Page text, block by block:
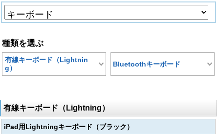
種類を選ぶ
有線キーボード（Lightnin
g）
Bluetoothキーボード
有線キーボード（Lightning）
iPad用Lightningキーボード（ブラック）